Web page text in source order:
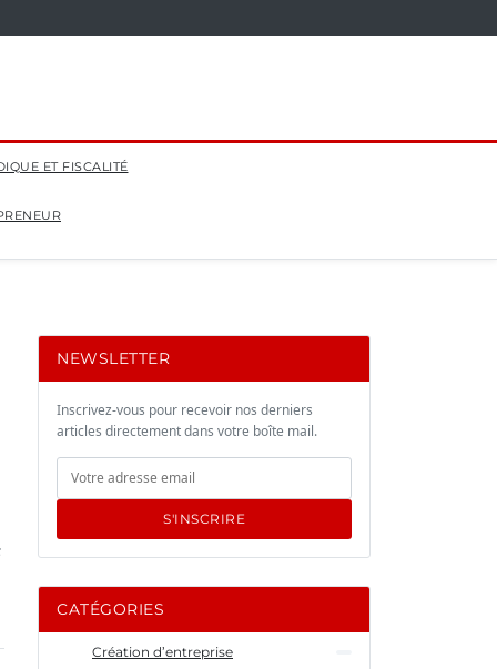
ET FISCALITÉ
NEWSLETTER
Inscrivez-vous pour recevoir nos derniers
articles directement dans votre boîte mail.
S'INSCRIRE
CATÉGORIES
Création d’entreprise